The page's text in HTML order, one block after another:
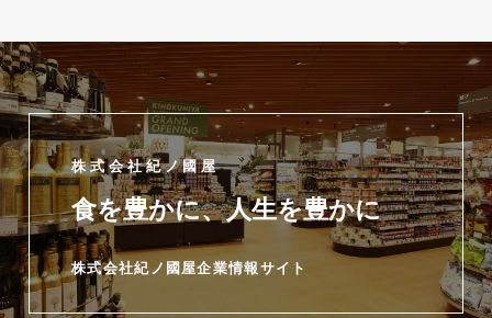
株式会社紀ノ國屋
食を豊かに、人生を豊かに
株式会社紀ノ國屋企業情報サイト